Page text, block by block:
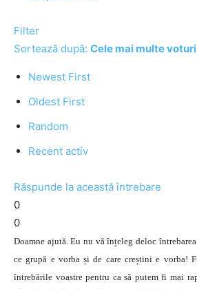
Filter
Sortează după: Cele mai multe voturi
Newest First
Oldest First
Random
Recent activ
Răspunde la această întrebare
0
0
Doamne ajută. Eu nu vă înțeleg deloc
ce grupă e vorba și de care creștini e
întrebările voastre pentru ca să putem fi mai